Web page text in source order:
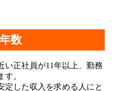
数
い正社員が11年以上、勤務
す。
定した収入を求める人にと